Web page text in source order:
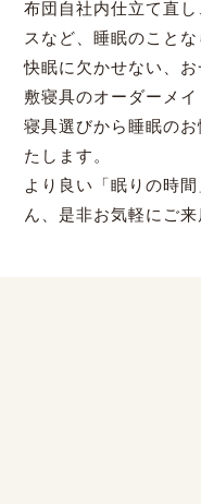
布団自社内仕立て直
スなど、睡眠のこと
快眠に欠かせない、
敷寝具のオーダーメイ
寝具選びから睡眠の
たします。
より良い「眠りの時
ん、是非お気軽にご来